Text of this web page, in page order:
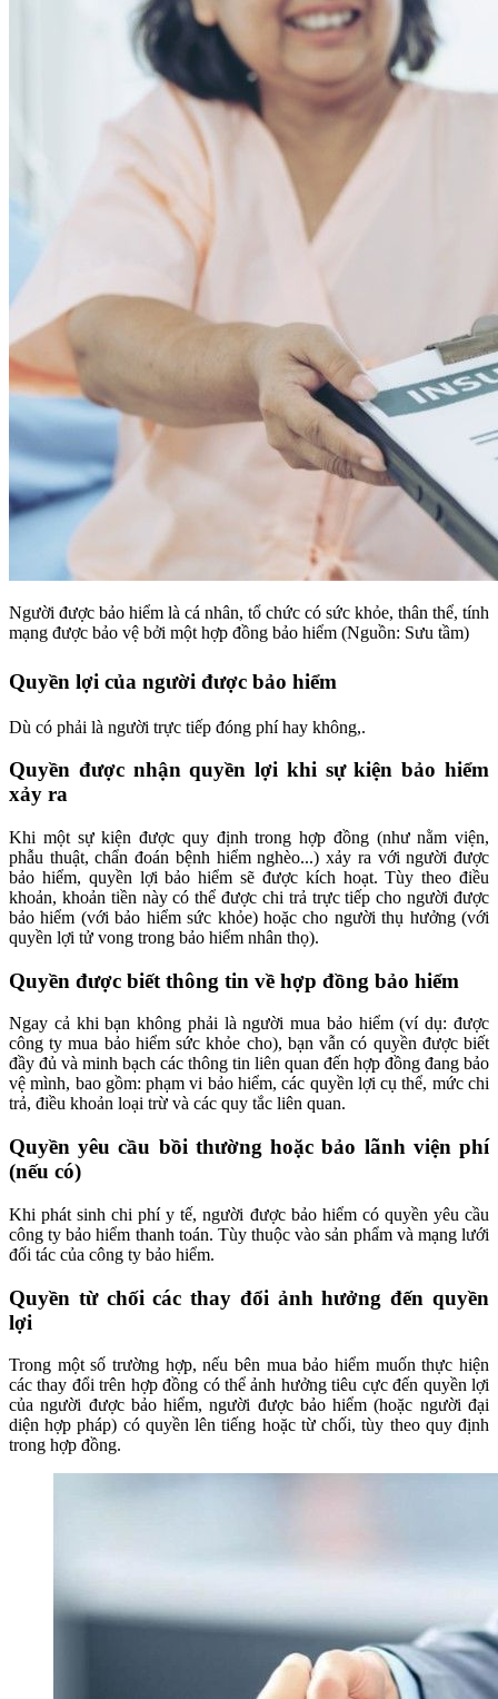
Người được bảo hiểm là cá nhân, tổ chức có sức khỏe, thân thể, tính
mạng được bảo vệ bởi một hợp đồng bảo hiểm (Nguồn: Sưu tầm)
Quyền lợi của người được bảo hiểm
Dù có phải là người trực tiếp đóng phí hay không,.
Quyền được nhận quyền lợi khi sự kiện bảo hiểm
xảy ra
Khi một sự kiện được quy định trong hợp đồng (như nằm viện,
phẫu thuật, chẩn đoán bệnh hiểm nghèo...) xảy ra với người được
bảo hiểm, quyền lợi bảo hiểm sẽ được kích hoạt. Tùy theo điều
khoản, khoản tiền này có thể được chi trả trực tiếp cho người được
bảo hiểm (với bảo hiểm sức khỏe) hoặc cho người thụ hưởng (với
quyền lợi tử vong trong bảo hiểm nhân thọ).
Quyền được biết thông tin về hợp đồng bảo hiểm
Ngay cả khi bạn không phải là người mua bảo hiểm (ví dụ: được
công ty mua bảo hiểm sức khỏe cho), bạn vẫn có quyền được biết
đầy đủ và minh bạch các thông tin liên quan đến hợp đồng đang bảo
vệ mình, bao gồm: phạm vi bảo hiểm, các quyền lợi cụ thể, mức chi
trả, điều khoản loại trừ và các quy tắc liên quan.
Quyền yêu cầu bồi thường hoặc bảo lãnh viện phí
(nếu có)
Khi phát sinh chi phí y tế, người được bảo hiểm có quyền yêu cầu
công ty bảo hiểm thanh toán. Tùy thuộc vào sản phẩm và mạng lưới
đối tác của công ty bảo hiểm.
Quyền từ chối các thay đổi ảnh hưởng đến quyền
lợi
Trong một số trường hợp, nếu bên mua bảo hiểm muốn thực hiện
các thay đổi trên hợp đồng có thể ảnh hưởng tiêu cực đến quyền lợi
của người được bảo hiểm, người được bảo hiểm (hoặc người đại
diện hợp pháp) có quyền lên tiếng hoặc từ chối, tùy theo quy định
trong hợp đồng.